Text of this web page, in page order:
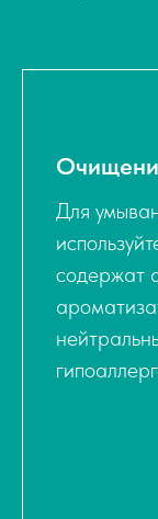
Для
содержат
Что реально
вашей коже?